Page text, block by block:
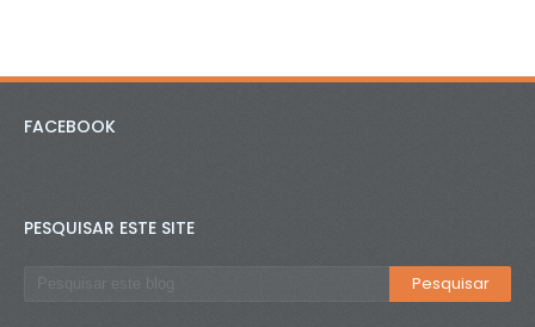
FACEBOOK
PESQUISAR ESTE SITE